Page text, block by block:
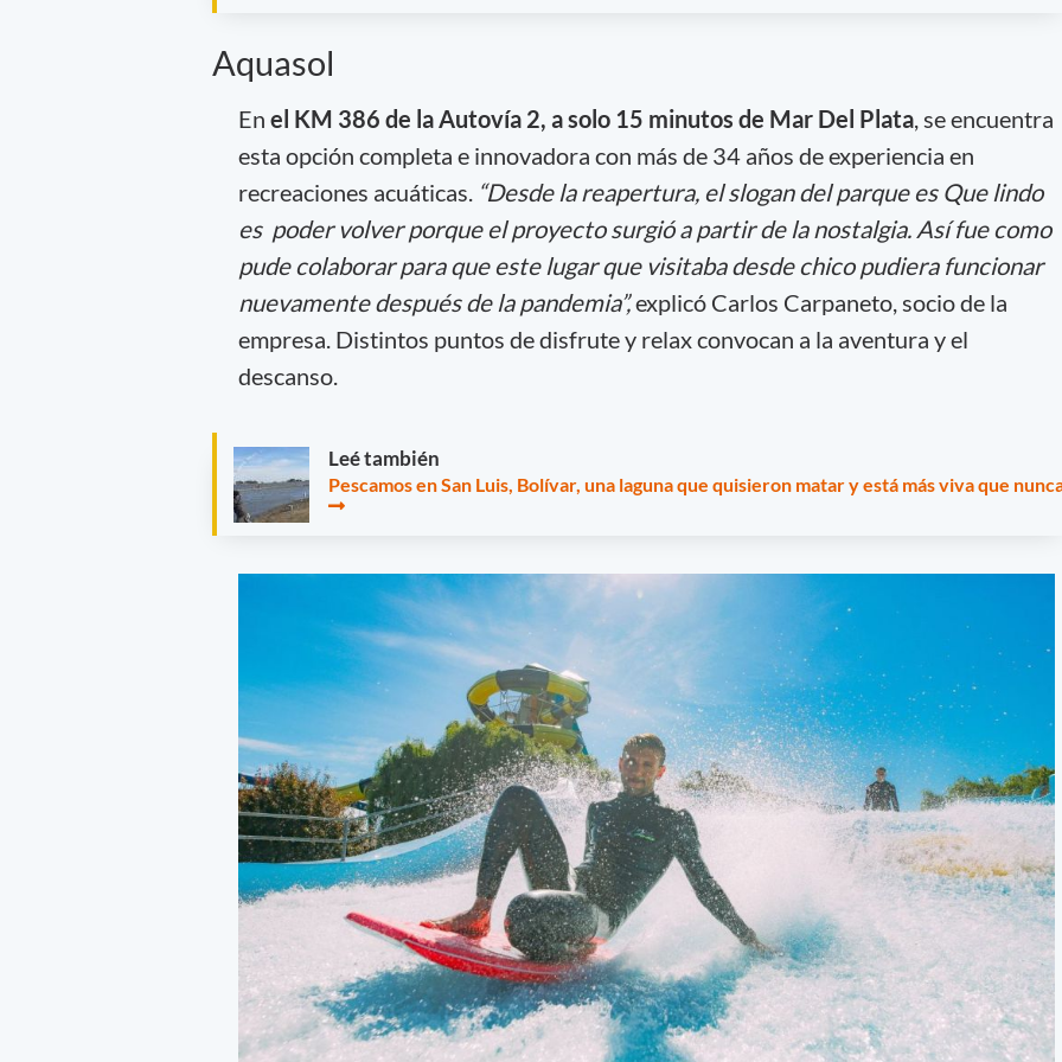
Aquasol
En el KM 386 de la Autovía 2, a solo 15 minutos de Mar Del Plata, se encuentra
esta opción completa e innovadora con más de 34 años de experiencia en
recreaciones acuáticas. “Desde la reapertura, el slogan del parque es Que lindo
es poder volver porque el proyecto surgió a partir de la nostalgia. Así fue como
pude colaborar para que este lugar que visitaba desde chico pudiera funcionar
nuevamente después de la pandemia”,explicó Carlos Carpaneto, socio de la
empresa. Distintos puntos de disfrute y relax convocan a la aventura y el
descanso.
Leé también
Pescamos en San Luis, Bolívar, una laguna que quisieron matar y está más viva que